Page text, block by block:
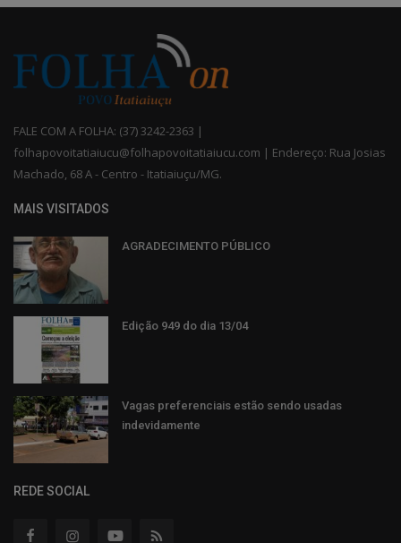
FALE COM A FOLHA: (37) 3242-2363 |
folhapovoitatiaiucu@folhapovoitatiaiucu.com | Endereço: Rua Josias
Machado, 68 A - Centro - Itatiaiuçu/MG.
MAIS VISITADOS
AGRADECIMENTO PÚBLICO
Edição 949 do dia 13/04
Vagas preferenciais estão sendo usadas
indevidamente
REDE SOCIAL